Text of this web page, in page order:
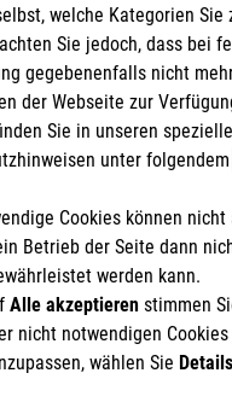
Newsletter abonnieren
|AGB|Impressum|
|Kontakt| Sharepoint|
welche Kategorien Sie
Sie jedoch, dass bei
gegebenenfalls nicht
der Webseite zur
Sie in unseren
unter folgendem
Cookies können
Betrieb der Seite dann
werden kann.
Alle akzeptierenstimmen
nicht notwendigen Cookies
wählen Sie